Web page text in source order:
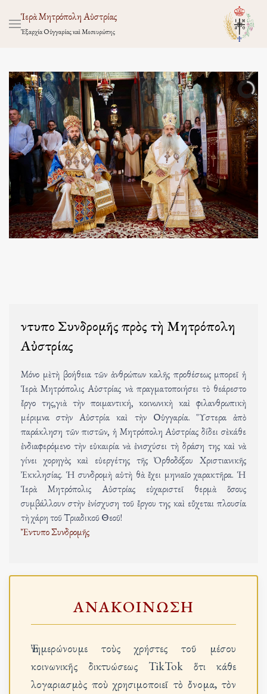
Ἱερὰ Μητρόπολη Αὐστρίας
Ἐξαρχία Οὑγγαρίας καὶ Μεσευρώπης
Ἔντυπο Συνδρομῆς πρὸς τὴ Μητρόπολη
Αὐστρίας
Μόνο μὲ τὴ βοήθεια τῶν ἀνθρώπων καλῆς προθέσεως μπορεῖ ἡ
Ἱερὰ Μητρόπολις Αὐστρίας νὰ πραγματοποιήσει τὸ θεάρεστο
ἔργο της,γιὰ τὴν ποιμαντική, κοινωνικὴ καὶ φιλανθρωπικὴ
μέριμνα στὴν Αὐστρία καὶ τὴν Οὑγγαρία. Ὕστερα ἀπὸ
παράκληση τῶν πιστῶν, ἡ Μητρόπολη Αὐστρίας δίδει σὲ κάθε
ἐνδιαφερόμενο τὴν εὐκαιρία νὰ ἐνισχύσει τὴ δράση της καὶ νὰ
γίνει χορηγὸς καὶ εὐεργέτης τῆς Ὀρθοδόξου Χριστιανικῆς
Ἐκκλησίας. Ἡ συνδρομὴ αὐτὴ θὰ ἔχει μηνιαῖο χαρακτῆρα. Ἡ
Ἱερὰ Μητρόπολις Αὐστρίας εὐχαριστεῖ θερμὰ ὅσους
συμβάλλουν στὴν ἐνίσχυση τοῦ ἔργου της καὶ εὔχεται πλουσία
τὴ χάρη τοῦ Τριαδικοῦ Θεοῦ!
Ἔντυπο Συνδρομῆς
ΑΝΑΚΟΙΝΩΣΗ
Ἐνημερώνουμε τοὺς χρήστες τοῦ μέσου
κοινωνικῆς δικτυώσεως TikTok ὅτι κάθε
λογαριασμὸς ποὺ χρησιμοποιεῖ τὸ ὄνομα, τὸν